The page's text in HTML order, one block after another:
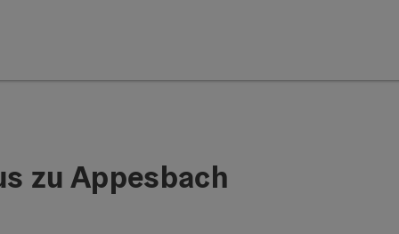
zu Appesbach